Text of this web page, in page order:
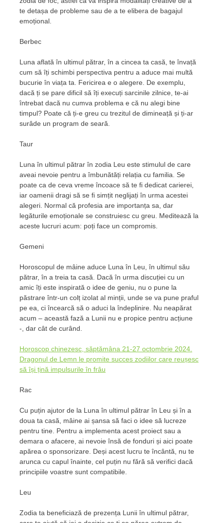
te detașa de probleme sau de a te elibera de bagajul
emoțional.
Berbec
Luna aflată în ultimul pătrar, în a cincea ta casă, te învață
cum să îți schimbi perspectiva pentru a aduce mai multă
bucurie în viața ta. Fericirea e o alegere. De exemplu,
dacă ți se pare dificil să îți execuți sarcinile zilnice, te-ai
întrebat dacă nu cumva problema e că nu alegi bine
timpul? Poate că ți-e greu cu trezitul de dimineață și ți-ar
surâde un program de seară.
Taur
Luna în ultimul pătrar în zodia Leu este stimulul de care
aveai nevoie pentru a îmbunătăți relația cu familia. Se
poate ca de ceva vreme încoace să te fi dedicat carierei,
iar oamenii dragi să se fi simțit neglijați în urma acestei
alegeri. Normal că profesia are importanța sa, dar
legăturile emoționale se construiesc cu greu. Meditează la
aceste lucruri acum: poți face un compromis.
Gemeni
Horoscopul de mâine aduce Luna în Leu, în ultimul său
pătrar, în a treia ta casă. Dacă în urma discuției cu un
amic îți este inspirată o idee de geniu, nu o pune la
păstrare într-un colț izolat al minții, unde se va pune praful
pe ea, ci încearcă să o aduci la îndeplinire. Nu neapărat
acum – această fază a Lunii nu e propice pentru acțiune
-, dar cât de curând.
Horoscop chinezesc, săptămâna 21-27 octombrie 2024.
Dragonul de Lemn le promite succes zodiilor care reușesc
să își țină impulsurile în frâu
Rac
Cu puțin ajutor de la Luna în ultimul pătrar în Leu și în a
doua ta casă, mâine ai șansa să faci o idee să lucreze
pentru tine. Pentru a implementa acest proiect sau a
demara o afacere, ai nevoie însă de fonduri și aici poate
apărea o sponsorizare. Deși acest lucru te încântă, nu te
arunca cu capul înainte, cel puțin nu fără să verifici dacă
principiile voastre sunt compatibile.
Leu
Zodia ta beneficiază de prezența Lunii în ultimul pătrar,